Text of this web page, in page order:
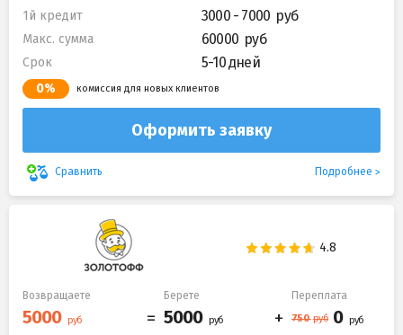
1й кредит 3000 - 7000
Макс. сумма 60000
Срок 5-10 дней
0% комиссия для новых клиентов
Оформить заявку
Сравнить Подробнее
Возвращаете Берете Переплата